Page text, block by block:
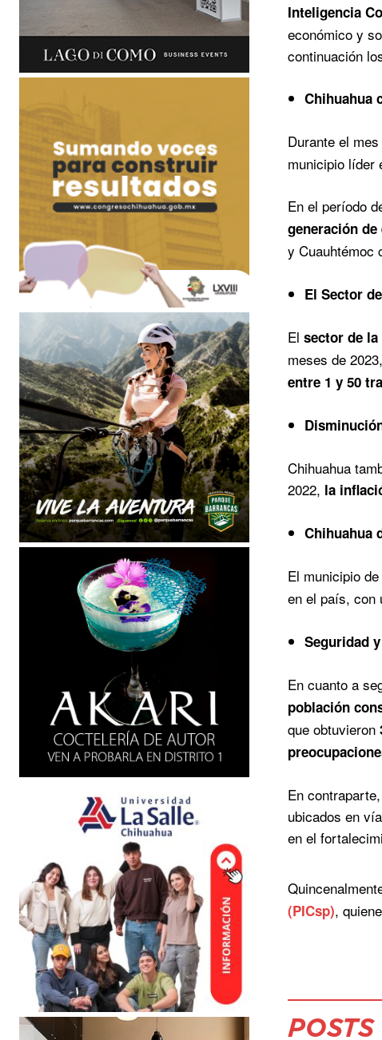
Inteligencia
económico y
continuación
Chihuahua
Durante el
municipio líder
En el período
generación de
y Cuauhtémoc
El Sector
El sector de
meses de
entre 1 y 50
Chihuahua
2022, la
Chihuahua
El municipio
en el país, con
Seguridad
En cuanto a
población
que obtuvieron
En
ubicados en
en el
(PICsp),